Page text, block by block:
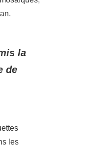
la
de
les